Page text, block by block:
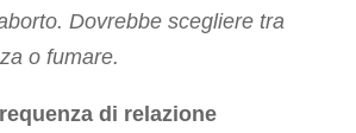
Dovrebbe scegliere tra
o fumare.
di relazione